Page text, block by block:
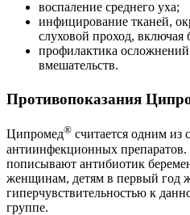
воспаление среднего уха;
инфицирование тканей,
слуховой проход,
профилактика
вмешательств.
Противопоказания
Ципромед® считается одним из
антиинфекционных препаратов.
пописывают антибиотик
женщинам, детям в первый год
гиперчувствительностью к
группе.